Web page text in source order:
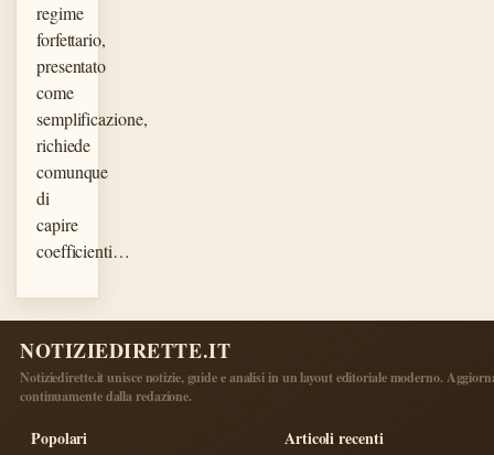
regime
forfettario,
presentato
come
semplificazione,
richiede
comunque
di
capire
coefficienti…
NOTIZIEDIRETTE.IT
Notiziedirette.it unisce notizie, guide e analisi in un layout editoriale moderno.
continuamente dalla redazione.
Popolari Articoli recenti